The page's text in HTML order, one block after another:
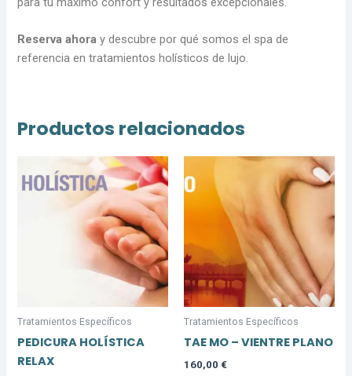
Reserva ahora y descubre por qué somos el spa de
referencia en tratamientos holísticos de lujo.
Productos relacionados
Tratamientos Específicos
PEDICURA HOLÍSTICA
RELAX
Tratamientos Específicos
TAE MO – VIENTRE PLANO
160,00 €